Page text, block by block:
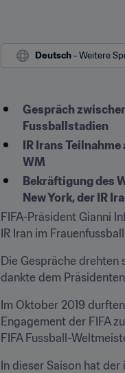
Deutsch - Weitere
Gespräch
Fussballstadien
IR Irans
WM
Bekräftigung des
New York, der IR
FIFA-Präsident Gianni
IR Iran im
Die Gespräche drehten
dankte dem
Im Oktober 2019
Engagement der FIFA
FIFA Fussball-
In dieser Saison hat